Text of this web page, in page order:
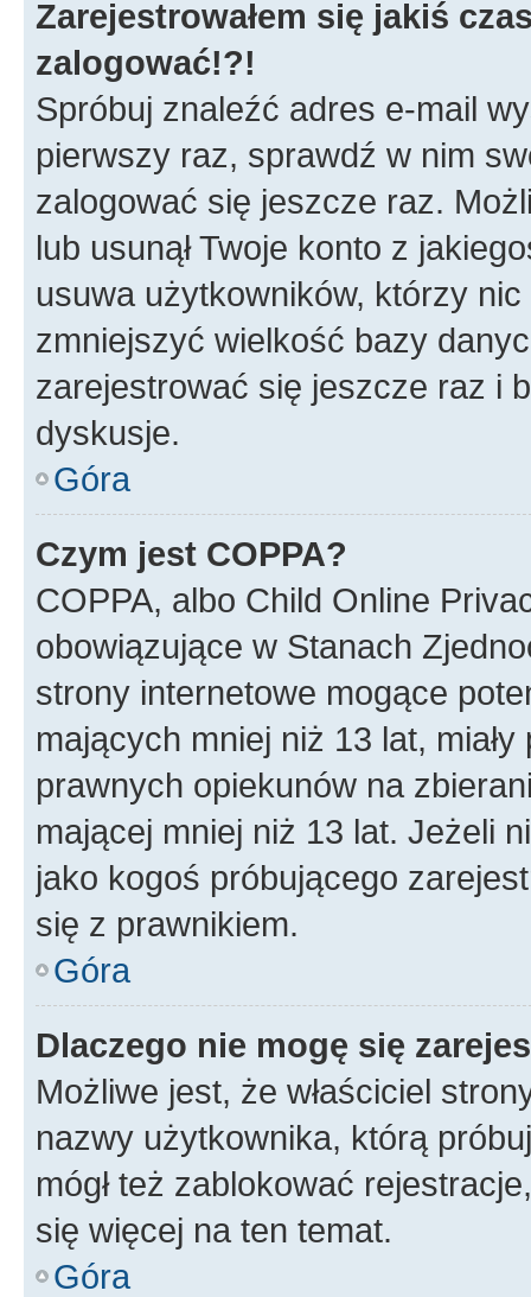
Zarejestrowałem się jakiś
zalogować!?!
Spróbuj znaleźć adres e-mail
pierwszy raz, sprawdź w nim
zalogować się jeszcze raz.
lub usunął Twoje konto z
usuwa użytkowników, którzy
zmniejszyć wielkość bazy
zarejestrować się jeszcze raz i
dyskusje.
Góra
Czym jest COPPA?
COPPA, albo Child Online
obowiązujące w Stanach
strony internetowe mogące
mających mniej niż 13 lat,
prawnych opiekunów na
mającej mniej niż 13 lat. Jeżeli
jako kogoś próbującego
się z prawnikiem.
Góra
Dlaczego nie mogę się
Możliwe jest, że właściciel
nazwy użytkownika, którą
mógł też zablokować
się więcej na ten temat.
Góra